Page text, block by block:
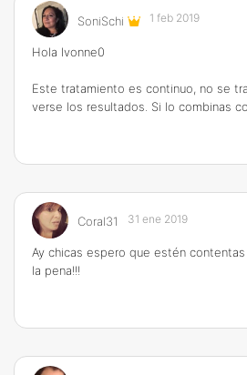
SoniSchi 1 feb 2019
Hola Ivonne0
Este tratamiento es continuo, no se
verse los resultados. Si lo combinas
Coral31 31 ene 2019
Ay chicas espero que estén
la pena!!!